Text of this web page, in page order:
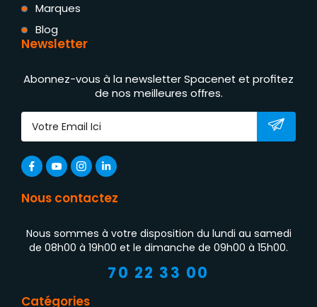
Marques
Blog
Newsletter
Abonnez-vous à la newsletter Spacenet et profitez
de nos meilleures offres.
Nous contactez
Nous sommes à votre disposition du lundi au samedi
de 08h00 à 19h00 et le dimanche de 09h00 à 15h00.
70 22 33 00
Catégories